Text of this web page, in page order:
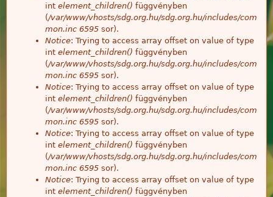
int element_children() függvényben
(/var/www/vhosts/sdg.org.hu/sdg.org.hu/includes/com
mon.inc 6595 sor).
Notice: Trying to access array offset on value of type
int element_children() függvényben
(/var/www/vhosts/sdg.org.hu/sdg.org.hu/includes/com
mon.inc 6595 sor).
Notice: Trying to access array offset on value of type
int element_children() függvényben
(/var/www/vhosts/sdg.org.hu/sdg.org.hu/includes/com
mon.inc 6595 sor).
Notice: Trying to access array offset on value of type
int element_children() függvényben
(/var/www/vhosts/sdg.org.hu/sdg.org.hu/includes/com
mon.inc 6595 sor).
Notice: Trying to access array offset on value of type
int element_children() függvényben